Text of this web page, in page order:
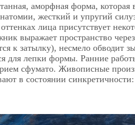
аморфная форма,
жесткий и упругий
лица присутствует
выражает пространство
к затылку), несмело
для лепки формы. Ранние
сфумато. Живописные
в состоянии